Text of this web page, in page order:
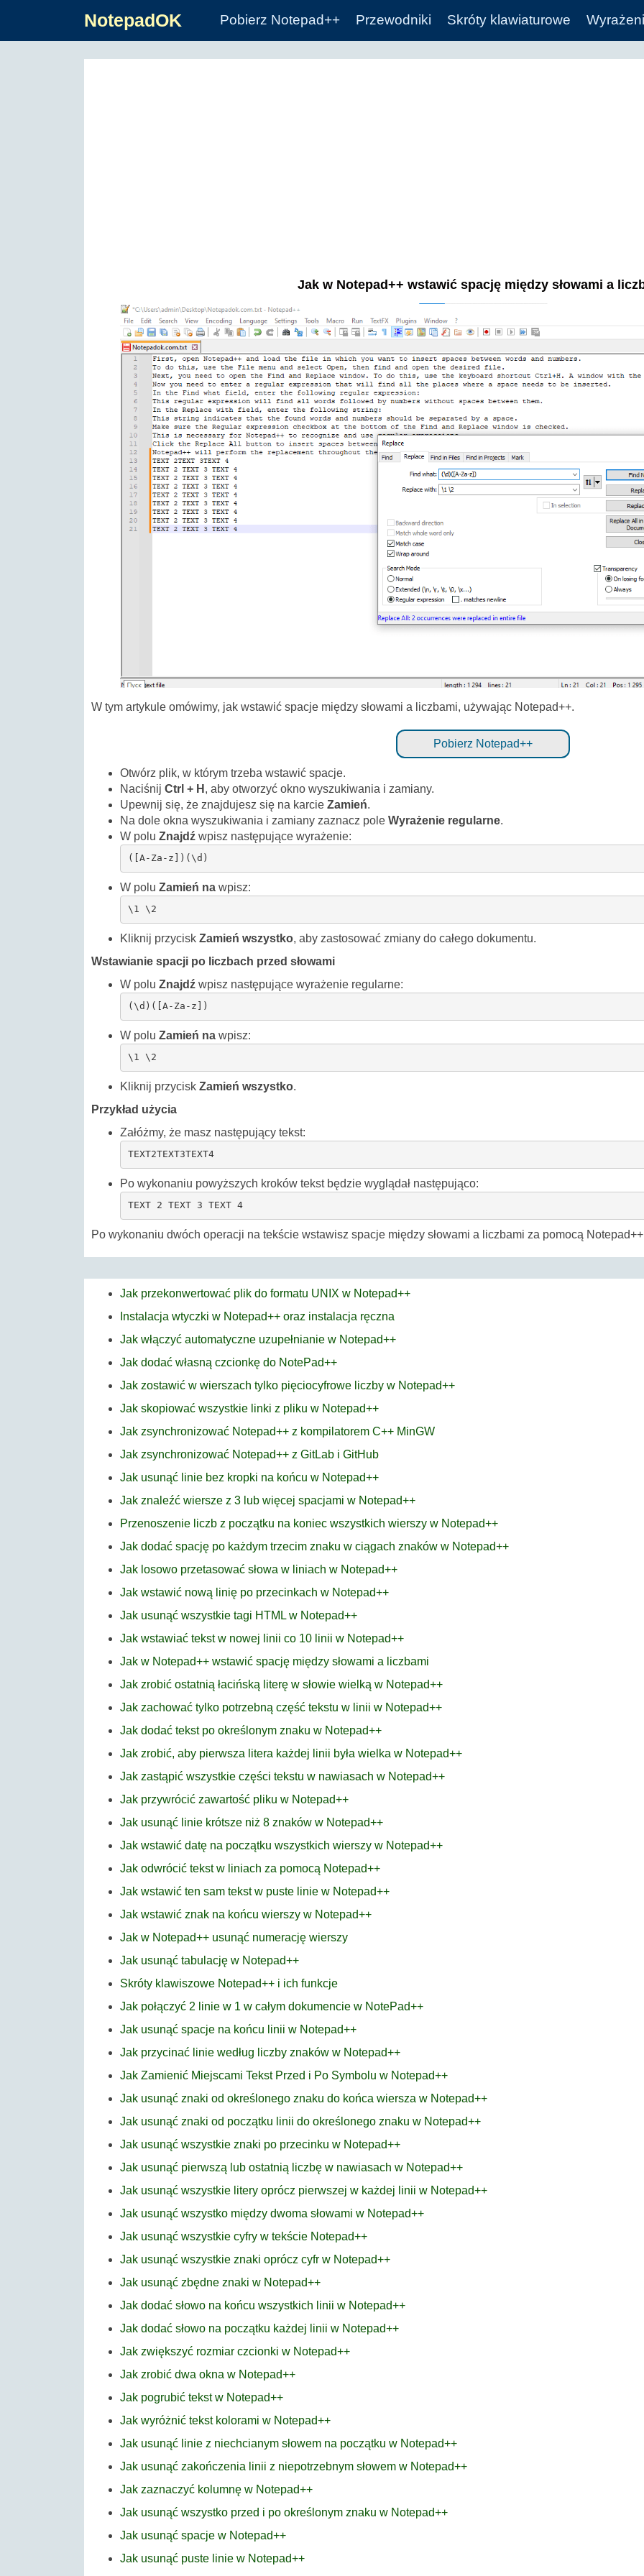
NotepadOK Pobierz Notepad++ Przewodniki Skróty klawiaturowe
Jak w Notepad++ wstawić spację między słowami a
W tym artykule omówimy, jak wstawić spacje między słowami a liczbami, używając Notepad++.
Pobierz Notepad++
Otwórz plik, w którym trzeba wstawić spacje.
Naciśnij Ctrl + H , aby otworzyć okno wyszukiwania i zamiany.
Upewnij się, że znajdujesz się na karcie Zamień.
Na dole okna wyszukiwania i zamiany zaznacz pole Wyrażenie regularne.
W polu Znajdź wpisz następujące wyrażenie:
([A-Za-z])(\d)
W polu Zamień na wpisz:
\1 \2
Kliknij przycisk Zamień wszystko, aby zastosować zmiany do całego dokumentu.
Wstawianie spacji po liczbach przed słowami
W polu Znajdź wpisz następujące wyrażenie regularne:
(\d)([A-Za-z])
W polu Zamień na wpisz:
\1 \2
Kliknij przycisk Zamień wszystko.
Przykład użycia
Załóżmy, że masz następujący tekst:
TEXT2TEXT3TEXT4
Po wykonaniu powyższych kroków tekst będzie wyglądał następująco:
TEXT 2 TEXT 3 TEXT 4
Po wykonaniu dwóch operacji na tekście wstawisz spacje między słowami a liczbami za pomocą
Jak przekonwertować plik do formatu UNIX w Notepad++
Instalacja wtyczki w Notepad++ oraz instalacja ręczna
Jak włączyć automatyczne uzupełnianie w Notepad++
Jak dodać własną czcionkę do NotePad++
Jak zostawić w wierszach tylko pięciocyfrowe liczby w Notepad++
Jak skopiować wszystkie linki z pliku w Notepad++
Jak zsynchronizować Notepad++ z kompilatorem C++ MinGW
Jak zsynchronizować Notepad++ z GitLab i GitHub
Jak usunąć linie bez kropki na końcu w Notepad++
Jak znaleźć wiersze z 3 lub więcej spacjami w Notepad++
Przenoszenie liczb z początku na koniec wszystkich wierszy w Notepad++
Jak dodać spację po każdym trzecim znaku w ciągach znaków w Notepad++
Jak losowo przetasować słowa w liniach w Notepad++
Jak wstawić nową linię po przecinkach w Notepad++
Jak usunąć wszystkie tagi HTML w Notepad++
Jak wstawiać tekst w nowej linii co 10 linii w Notepad++
Jak w Notepad++ wstawić spację między słowami a liczbami
Jak zrobić ostatnią łacińską literę w słowie wielką w Notepad++
Jak zachować tylko potrzebną część tekstu w linii w Notepad++
Jak dodać tekst po określonym znaku w Notepad++
Jak zrobić, aby pierwsza litera każdej linii była wielka w Notepad++
Jak zastąpić wszystkie części tekstu w nawiasach w Notepad++
Jak przywrócić zawartość pliku w Notepad++
Jak usunąć linie krótsze niż 8 znaków w Notepad++
Jak wstawić datę na początku wszystkich wierszy w Notepad++
Jak odwrócić tekst w liniach za pomocą Notepad++
Jak wstawić ten sam tekst w puste linie w Notepad++
Jak wstawić znak na końcu wierszy w Notepad++
Jak w Notepad++ usunąć numerację wierszy
Jak usunąć tabulację w Notepad++
Skróty klawiszowe Notepad++ i ich funkcje
Jak połączyć 2 linie w 1 w całym dokumencie w NotePad++
Jak usunąć spacje na końcu linii w Notepad++
Jak przycinać linie według liczby znaków w Notepad++
Jak Zamienić Miejscami Tekst Przed i Po Symbolu w Notepad++
Jak usunąć znaki od określonego znaku do końca wiersza w Notepad++
Jak usunąć znaki od początku linii do określonego znaku w Notepad++
Jak usunąć wszystkie znaki po przecinku w Notepad++
Jak usunąć pierwszą lub ostatnią liczbę w nawiasach w Notepad++
Jak usunąć wszystkie litery oprócz pierwszej w każdej linii w Notepad++
Jak usunąć wszystko między dwoma słowami w Notepad++
Jak usunąć wszystkie cyfry w tekście Notepad++
Jak usunąć wszystkie znaki oprócz cyfr w Notepad++
Jak usunąć zbędne znaki w Notepad++
Jak dodać słowo na końcu wszystkich linii w Notepad++
Jak dodać słowo na początku każdej linii w Notepad++
Jak zwiększyć rozmiar czcionki w Notepad++
Jak zrobić dwa okna w Notepad++
Jak pogrubić tekst w Notepad++
Jak wyróżnić tekst kolorami w Notepad++
Jak usunąć linie z niechcianym słowem na początku w Notepad++
Jak usunąć zakończenia linii z niepotrzebnym słowem w Notepad++
Jak zaznaczyć kolumnę w Notepad++
Jak usunąć wszystko przed i po określonym znaku w Notepad++
Jak usunąć spacje w Notepad++
Jak usunąć puste linie w Notepad++